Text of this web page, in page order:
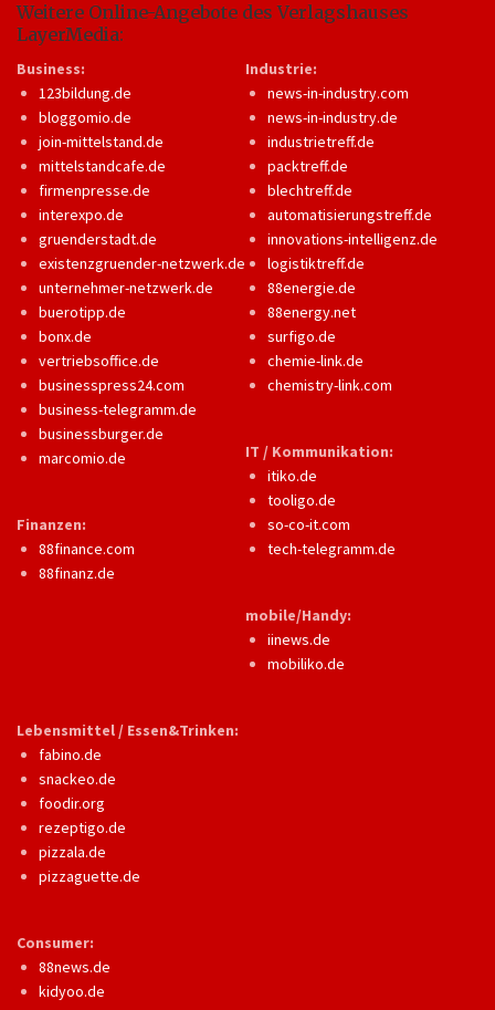
Weitere Online-Angebote des Verlagshauses
LayerMedia:
Business:
123bildung.de
bloggomio.de
join-mittelstand.de
mittelstandcafe.de
firmenpresse.de
interexpo.de
gruenderstadt.de
existenzgruender-netzwerk.de
unternehmer-netzwerk.de
buerotipp.de
bonx.de
vertriebsoffice.de
businesspress24.com
business-telegramm.de
businessburger.de
marcomio.de
Finanzen:
88finance.com
88finanz.de
Industrie:
news-in-industry.com
news-in-industry.de
industrietreff.de
packtreff.de
blechtreff.de
automatisierungstreff.de
innovations-intelligenz.de
logistiktreff.de
88energie.de
88energy.net
surfigo.de
chemie-link.de
chemistry-link.com
IT / Kommunikation:
itiko.de
tooligo.de
so-co-it.com
tech-telegramm.de
mobile/Handy:
iinews.de
mobiliko.de
Lebensmittel / Essen&Trinken:
fabino.de
snackeo.de
foodir.org
rezeptigo.de
pizzala.de
pizzaguette.de
Consumer:
88news.de
kidyoo.de